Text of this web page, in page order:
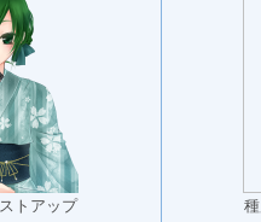
トアップ